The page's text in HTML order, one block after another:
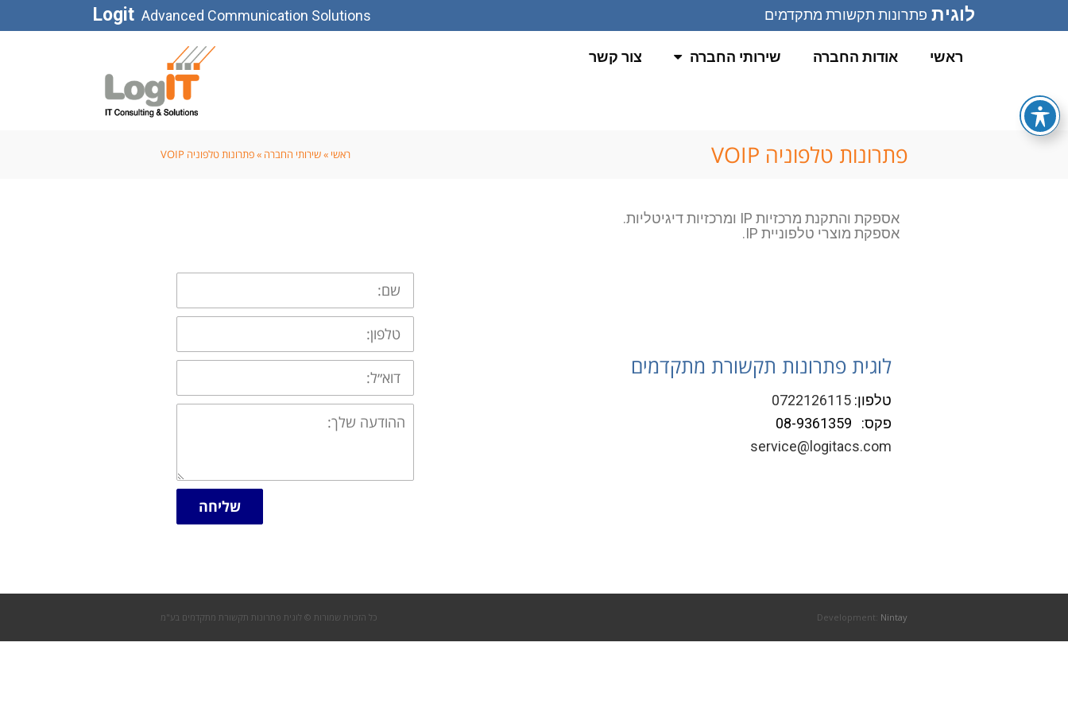
פתרונות תקשורת מתקדמים לוגית Logit Advanced Communication Solutions
ראשי אודות החברה שירותי החברה צור קשר
פתרונות טלפוניה VOIP ראשי »שירותי החברה »פתרונות טלפוניה VOIP
אספקת והתקנת מרכזיות IP ומרכזיות דיגיטליות.
אספקת מוצרי טלפוניית IP.
לוגית פתרונות תקשורת מתקדמים
טלפון: 0722126115
פקס: 08-9361359
service@logitacs.com
שם:
טלפון:
דוא״ל:
ההודעה
שלך:
שליחה
Development: Nintay כל הזכוית שמורות © לוגית פתרונות תקשורת מתקדמים בע"מ